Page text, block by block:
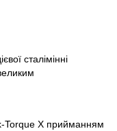
сталімінні
Torque X прийманням